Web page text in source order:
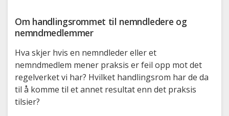
Om handlingsrommet til nemndledere og
nemndmedlemmer
Hva skjer hvis en nemndleder eller et
nemndmedlem mener praksis er feil opp mot det
regelverket vi har? Hvilket handlingsrom har de da
til å komme til et annet resultat enn det praksis
tilsier?